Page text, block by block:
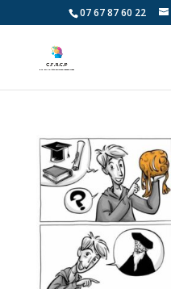
07 67 87 60 22